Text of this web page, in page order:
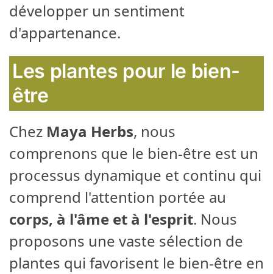
développer un sentiment
d'appartenance.
Les plantes pour le bien-
être
Chez Maya Herbs, nous
comprenons que le bien-être est un
processus dynamique et continu qui
comprend l'attention portée au
corps, à l'âme et à l'esprit. Nous
proposons une vaste sélection de
plantes qui favorisent le bien-être en